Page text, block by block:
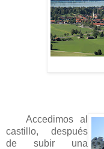
Accedimos al
castillo, después
de subir una